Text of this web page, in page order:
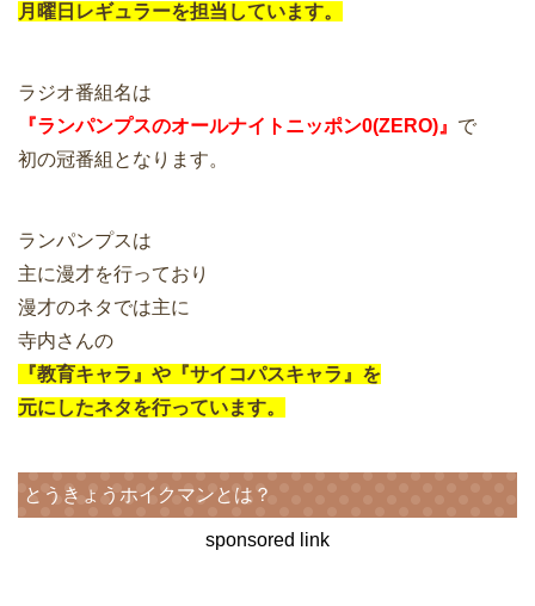
月曜日レギュラーを担当しています。
ラジオ番組名は
『ランパンプスのオールナイトニッポン0(ZERO)』 で
初の冠番組となります。
ランパンプスは
主に漫才を行っており
漫才のネタでは主に
寺内さんの
『教育キャラ』や『サイコパスキャラ』を
元にしたネタを行っています。
とうきょうホイクマンとは？
sponsored link